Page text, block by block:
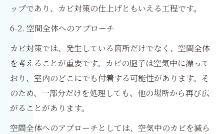
ップであり、カビ対策の仕上げともいえる工程です。
6-2. 空間全体へのアプローチ
カビ対策では、発生している箇所だけでなく、空間全体
を考えることが重要です。カビの胞子は空気中に漂って
おり、室内のどこにでも付着する可能性があります。そ
のため、一部分だけを処理しても、他の場所から再び広
がることがあります。
空間全体へのアプローチとしては、空気中のカビを減ら